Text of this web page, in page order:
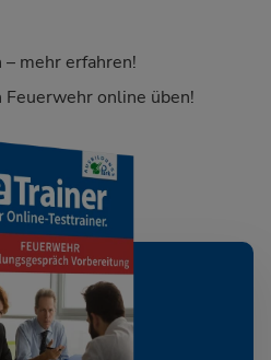
mehr erfahren!
online üben!